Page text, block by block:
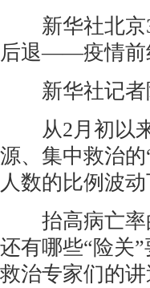
新华社北京3
后退——疫情前
新华社记者
从2月初以来
源、集中救治
人数的比例波
抬高病亡率
还有哪些“险关
救治专家们的